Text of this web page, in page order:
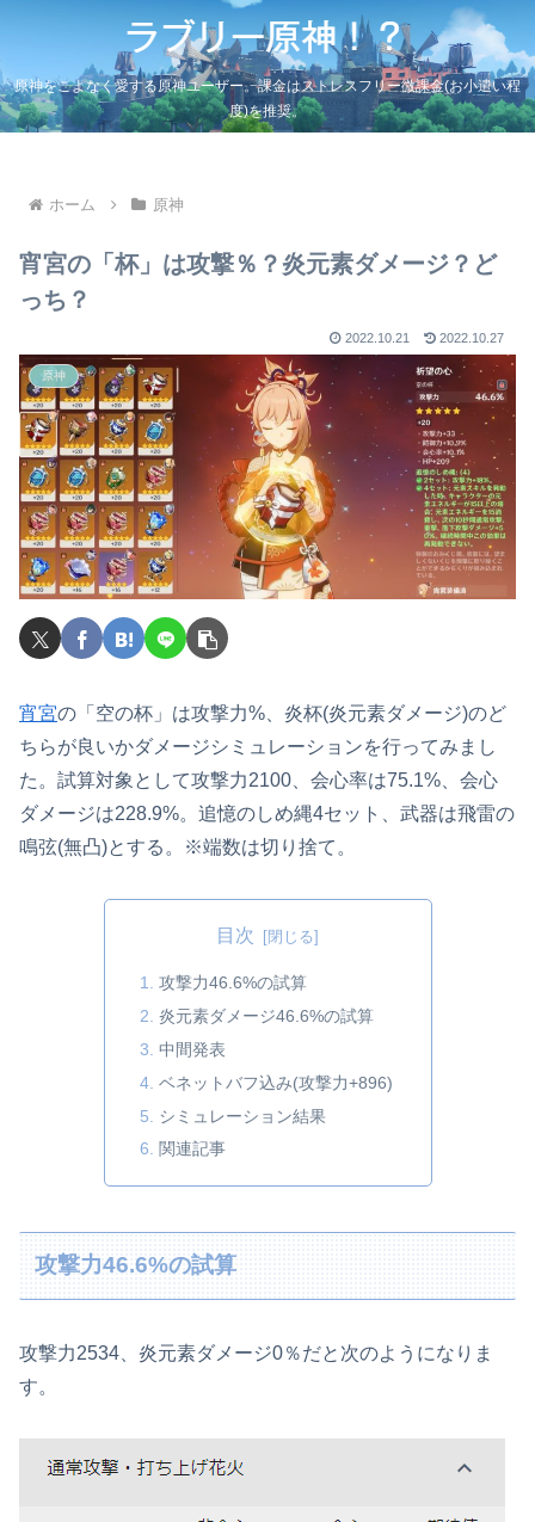
原神をこよなく愛する原神ユーザー。課金はストレスフリー微課金(お小遣い程
度)を推奨。
ホーム 原神
宵宮の「杯」は攻撃％？炎元素ダメージ？ど
っち？
2022.10.21 2022.10.27
原神
宵宮の「空の杯」は攻撃力%、炎杯(炎元素ダメージ)のど
ちらが良いかダメージシミュレーションを行ってみまし
た。試算対象として攻撃力2100、会心率は75.1%、会心
ダメージは228.9%。追憶のしめ縄4セット、武器は飛雷の
鳴弦(無凸)とする。※端数は切り捨て。
目次
攻撃力46.6%の試算
炎元素ダメージ46.6%の試算
中間発表
ベネットバフ込み(攻撃力+896)
シミュレーション結果
関連記事
攻撃力46.6%の試算
攻撃力2534、炎元素ダメージ0％だと次のようになりま
す。